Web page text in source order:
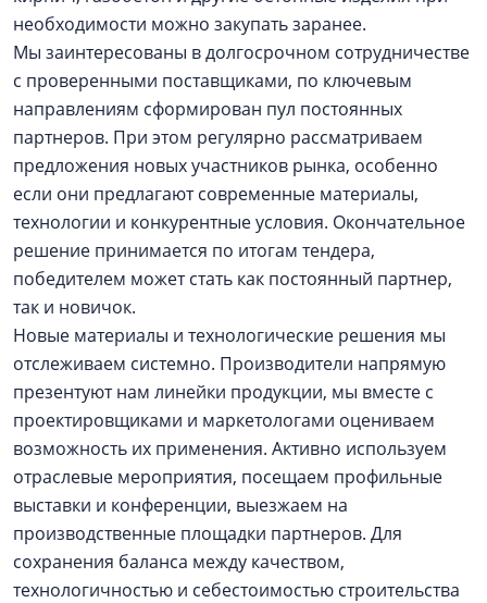
необходимости можно закупать заранее.
Мы заинтересованы в долгосрочном сотрудничестве
с проверенными поставщиками, по ключевым
направлениям сформирован пул постоянных
партнеров. При этом регулярно рассматриваем
предложения новых участников рынка, особенно
если они предлагают современные материалы,
технологии и конкурентные условия. Окончательное
решение принимается по итогам тендера,
победителем может стать как постоянный партнер,
так и новичок.
Новые материалы и технологические решения мы
отслеживаем системно. Производители напрямую
презентуют нам линейки продукции, мы вместе с
проектировщиками и маркетологами оцениваем
возможность их применения. Активно используем
отраслевые мероприятия, посещаем профильные
выставки и конференции, выезжаем на
производственные площадки партнеров. Для
сохранения баланса между качеством,
технологичностью и себестоимостью строительства